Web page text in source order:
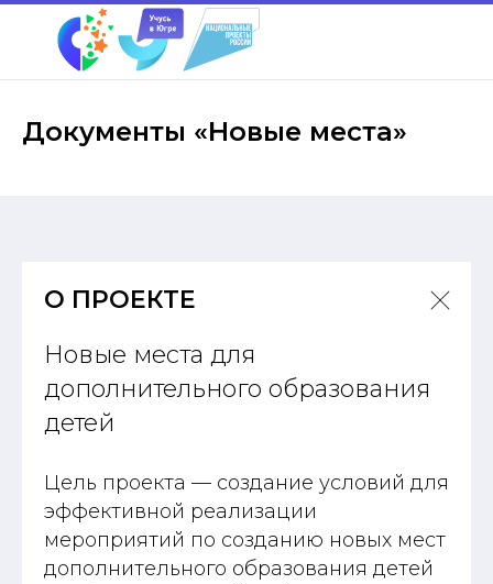
Документы «Новые места»
О ПРОЕКТЕ
Новые места для
дополнительного образования
детей
Цель проекта — создание условий для
эффективной реализации
мероприятий по созданию новых мест
дополнительного образования детей